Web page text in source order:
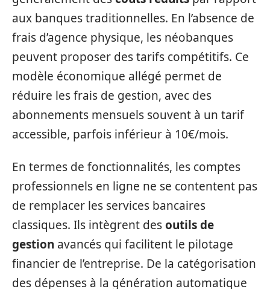
aux banques traditionnelles. En l’absence de
frais d’agence physique, les néobanques
peuvent proposer des tarifs compétitifs. Ce
modèle économique allégé permet de
réduire les frais de gestion, avec des
abonnements mensuels souvent à un tarif
accessible, parfois inférieur à 10€/mois.
En termes de fonctionnalités, les comptes
professionnels en ligne ne se contentent pas
de remplacer les services bancaires
classiques. Ils intègrent desoutils de
gestion avancés qui facilitent le pilotage
financier de l’entreprise. De la catégorisation
des dépenses à la génération automatique